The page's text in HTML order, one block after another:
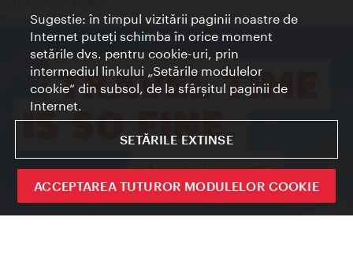
© Copyright Wien Tourismus
Sugestie: în timpul vizitării paginii noastre de
Internet puteţi schimba în orice moment
setările dvs. pentru cookie-uri, prin
intermediul linkului „Setările modulelor
cookie“ din subsol, de la sfârşitul paginii de
Internet.
SETĂRILE EXTINSE
ACCEPTAREA TUTUROR MODULELOR COOKIE